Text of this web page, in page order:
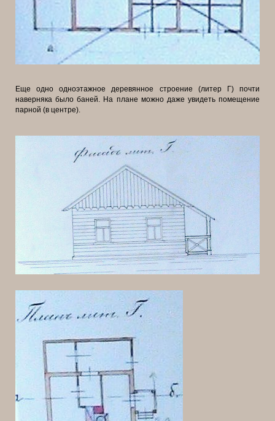
Еще одно одноэтажное деревянное строение (литер Г) почти
наверняка было баней. На плане можно даже увидеть помещение
парной (в центре).